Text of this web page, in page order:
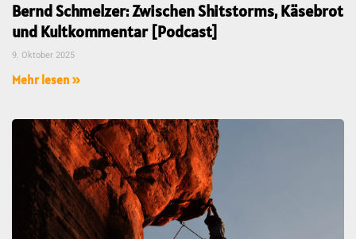
Bernd Schmelzer: Zwischen Shitstorms, Käsebrot
und Kultkommentar [Podcast]
9. Oktober 2025
Mehr lesen »